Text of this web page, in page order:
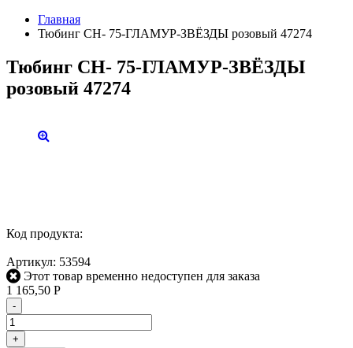
Главная
Тюбинг CH- 75-ГЛАМУР-ЗВЁЗДЫ розовый 47274
Тюбинг CH- 75-ГЛАМУР-ЗВЁЗДЫ
розовый 47274
Код продукта:
Артикул: 53594
Этот товар временно недоступен для заказа
1 165,50 Р
-
+